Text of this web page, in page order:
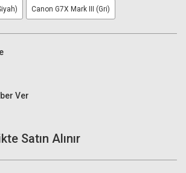
Canon G7X Mark III (Gri)
Ver
Satın Alınır